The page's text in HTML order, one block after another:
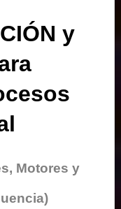
y
Motores y